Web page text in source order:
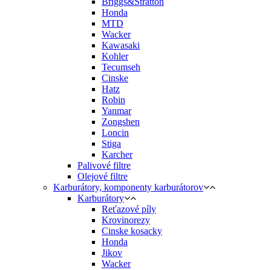
Honda
MTD
Wacker
Kawasaki
Kohler
Tecumseh
Cinske
Hatz
Robin
Yanmar
Zongshen
Loncin
Stiga
Karcher
Palivové filtre
Olejové filtre
Karburátory, komponenty karburátorov
Karburátory
Reťazové píly
Krovinorezy
Cinske kosacky
Honda
Jikov
Wacker